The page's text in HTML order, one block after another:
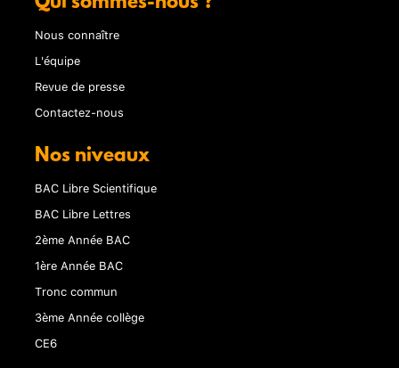
Nous connaître
L'équipe
Revue de presse
Contactez-nous
Nos niveaux
BAC Libre Scientifique
BAC Libre Lettres
2ème Année BAC
1ère Année BAC
Tronc commun
3ème Année collège
CE6